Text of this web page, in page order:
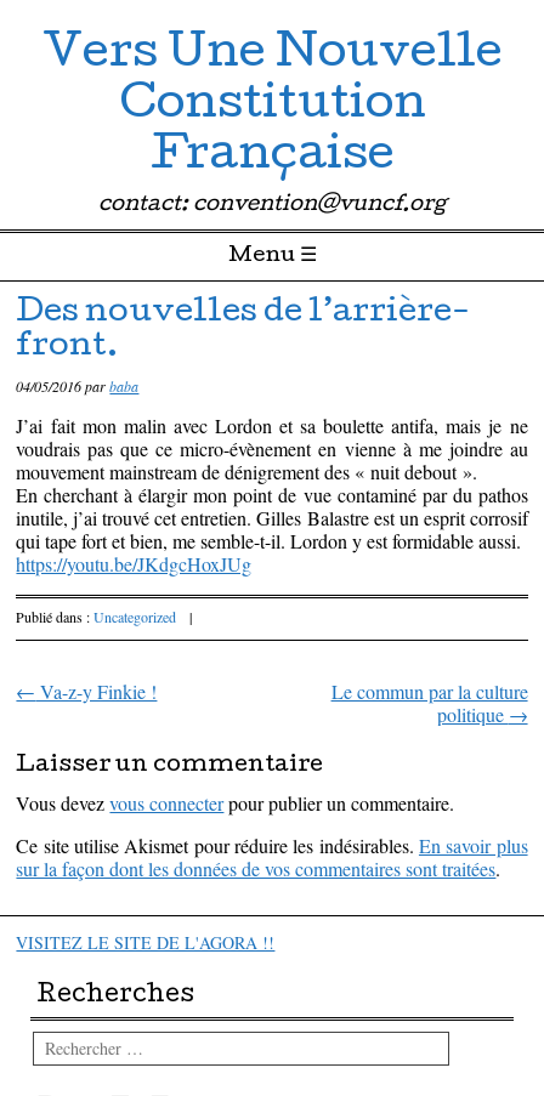
Vers Une Nouvelle
Constitution
Française
contact: convention@vuncf.org
Menu ☰
Passer directement au contenu
Des nouvelles de l’arrière-
front.
04/05/2016parbaba
J’ai fait mon malin avec Lordon et sa boulette antifa, mais je ne
voudrais pas que ce micro-évènement en vienne à me joindre au
mouvement mainstream de dénigrement des « nuit debout ».
En cherchant à élargir mon point de vue contaminé par du pathos
inutile, j’ai trouvé cet entretien. Gilles Balastre est un esprit corrosif
qui tape fort et bien, me semble-t-il. Lordon y est formidable aussi.
https://youtu.be/JKdgcHoxJUg
Publié dans :Uncategorized |
Parcourir les articles
← Va-z-y Finkie !
Le commun par la culture
politique →
Laisser un commentaire
Vous devezvous connecterpour publier un commentaire.
Ce site utilise Akismet pour réduire les indésirables. En savoir plus
sur la façon dont les données de vos commentaires sont traitées.
VISITEZ LE SITE DE L'AGORA !!
Recherches
Rechercher